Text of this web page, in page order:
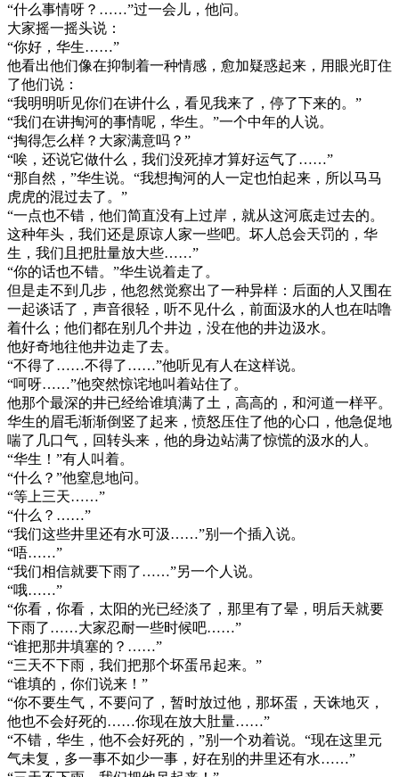
“什么事情呀？……”过一会儿，他问。
大家摇一摇头说：
“你好，华生……”
他看出他们像在抑制着一种情感，愈加疑惑起来，用眼光盯住
了他们说：
“我明明听见你们在讲什么，看见我来了，停了下来的。”
“我们在讲掏河的事情呢，华生。”一个中年的人说。
“掏得怎么样？大家满意吗？”
“唉，还说它做什么，我们没死掉才算好运气了……”
“那自然，”华生说。“我想掏河的人一定也怕起来，所以马马
虎虎的混过去了。”
“一点也不错，他们简直没有上过岸，就从这河底走过去的。
这种年头，我们还是原谅人家一些吧。坏人总会天罚的，华
生，我们且把肚量放大些……”
“你的话也不错。”华生说着走了。
但是走不到几步，他忽然觉察出了一种异样：后面的人又围在
一起谈话了，声音很轻，听不见什么，前面汲水的人也在咕噜
着什么；他们都在别几个井边，没在他的井边汲水。
他好奇地往他井边走了去。
“不得了……不得了……”他听见有人在这样说。
“呵呀……”他突然惊诧地叫着站住了。
他那个最深的井已经给谁填满了土，高高的，和河道一样平。
华生的眉毛渐渐倒竖了起来，愤怒压住了他的心口，他急促地
喘了几口气，回转头来，他的身边站满了惊慌的汲水的人。
“华生！”有人叫着。
“什么？”他窒息地问。
“等上三天……”
“什么？……”
“我们这些井里还有水可汲……”别一个插入说。
“唔……”
“我们相信就要下雨了……”另一个人说。
“哦……”
“你看，你看，太阳的光已经淡了，那里有了晕，明后天就要
下雨了……大家忍耐一些时候吧……”
“谁把那井填塞的？……”
“三天不下雨，我们把那个坏蛋吊起来。”
“谁填的，你们说来！”
“你不要生气，不要问了，暂时放过他，那坏蛋，天诛地灭，
他也不会好死的……你现在放大肚量……”
“不错，华生，他不会好死的，”别一个劝着说。“现在这里元
气未复，多一事不如少一事，好在别的井里还有水……”